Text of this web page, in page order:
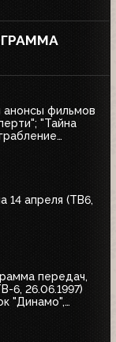
фильмов
"Тайна
14 апреля (ТВ6,
передач,
6, 26.06.1997)
"Динамо",